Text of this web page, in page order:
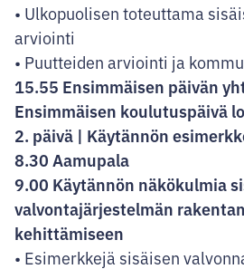
• Ulkopuolisen toteuttama
arviointi
• Puutteiden arviointi ja
15.55 Ensimmäisen päivän
Ensimmäisen koulutuspäivä
2. päivä | Käytännön
8.30 Aamupala
9.00 Käytännön näkökulmia
valvontajärjestelmän
kehittämiseen
• Esimerkkejä sisäisen